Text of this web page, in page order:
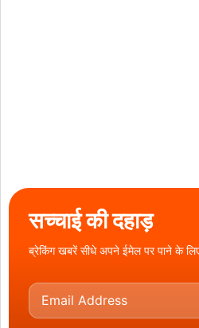
सच्चाई की दहाड़
ब्रेकिंग खबरें सीधे अपने ईमेल पर पाने के